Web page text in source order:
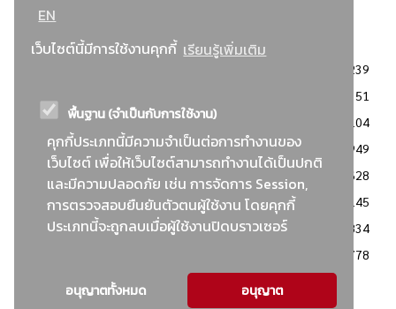
EN
เว็บไซต์นี้มีการใช้งานคุกกี้ เรียนรู้เพิ่มเติม
พื้นฐาน (จำเป็นกับการใช้งาน)
คุกกี้ประเภทนี้มีความจำเป็นต่อการทำงานของ
เว็บไซต์ เพื่อให้เว็บไซต์สามารถทำงานได้เป็นปกติ
และมีความปลอดภัย เช่น การจัดการ Session,
การตรวจสอบยืนยันตัวตนผู้ใช้งาน โดยคุกกี้
ประเภทนี้จะถูกลบเมื่อผู้ใช้งานปิดบราวเซอร์
อนุญาตทั้งหมด อนุญาต
..ยอดนิยม..
3239
2351
: วิธีเฉพาะเจาะจง
2104
ข่าวสาร/ประกาศ
1949
: เอกสารส่งเสริมความโปร่งใสในการจัดซื้อจัดจ้าง
1628
ข่าวสารจัดซื้อจัดจ้าง
1145
: แผนการจัดซื้อจัดจ้าง
834
778